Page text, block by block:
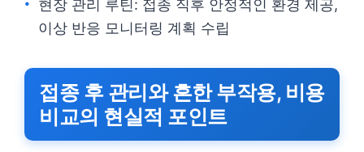
현장 관리 루틴: 접종 직후 안정적인 환경 제공,
이상 반응 모니터링 계획 수립
접종 후 관리와 흔한 부작용, 비용
비교의 현실적 포인트